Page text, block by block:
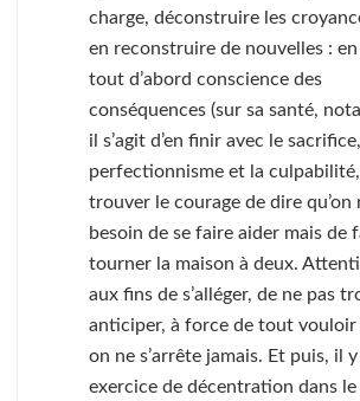
charge, déconstruire les
en reconstruire de nouvelles :
tout d’abord conscience des
conséquences (sur sa santé,
il s’agit d’en finir avec le
perfectionnisme et la
trouver le courage de dire qu’on
besoin de se faire aider mais de
tourner la maison à deux.
aux fins de s’alléger, de ne pas
anticiper, à force de tout
on ne s’arrête jamais. Et puis, il
exercice de décentration dans